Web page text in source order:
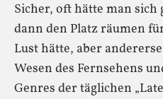
Sicher, oft hätte man
dann den Platz räumen
Lust hätte, aber
Wesen des Fernsehens
Genres der täglichen